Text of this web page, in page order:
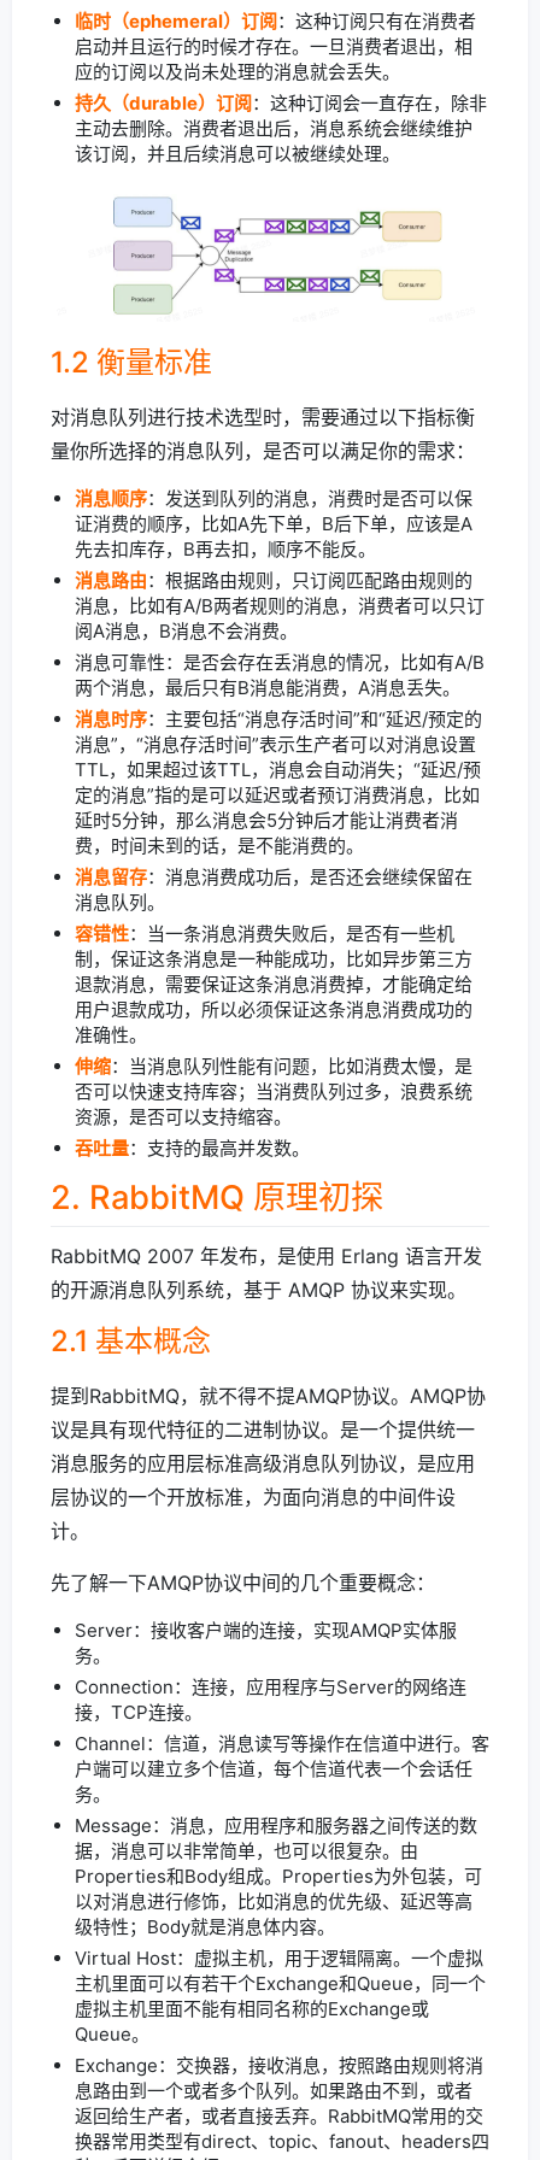
临时（ephemeral）订阅：这种订阅只有在消费者
启动并且运行的时候才存在。一旦消费者退出，相
应的订阅以及尚未处理的消息就会丢失。
持久（durable）订阅：这种订阅会一直存在，除非
主动去删除。消费者退出后，消息系统会继续维护
该订阅，并且后续消息可以被继续处理。
1.2 衡量标准
对消息队列进行技术选型时，需要通过以下指标衡
量你所选择的消息队列，是否可以满足你的需求：
消息顺序：发送到队列的消息，消费时是否可以保
证消费的顺序，比如A先下单，B后下单，应该是A
先去扣库存，B再去扣，顺序不能反。
消息路由：根据路由规则，只订阅匹配路由规则的
消息，比如有A/B两者规则的消息，消费者可以只订
阅A消息，B消息不会消费。
消息可靠性：是否会存在丢消息的情况，比如有A/B
两个消息，最后只有B消息能消费，A消息丢失。
消息时序：主要包括“消息存活时间”和“延迟/预定的
消息”，“消息存活时间”表示生产者可以对消息设置
TTL，如果超过该TTL，消息会自动消失；“延迟/预
定的消息”指的是可以延迟或者预订消费消息，比如
延时5分钟，那么消息会5分钟后才能让消费者消
费，时间未到的话，是不能消费的。
消息留存：消息消费成功后，是否还会继续保留在
消息队列。
容错性：当一条消息消费失败后，是否有一些机
制，保证这条消息是一种能成功，比如异步第三方
退款消息，需要保证这条消息消费掉，才能确定给
用户退款成功，所以必须保证这条消息消费成功的
准确性。
伸缩：当消息队列性能有问题，比如消费太慢，是
否可以快速支持库容；当消费队列过多，浪费系统
资源，是否可以支持缩容。
吞吐量：支持的最高并发数。
2. RabbitMQ 原理初探
RabbitMQ 2007 年发布，是使用 Erlang 语言开发
的开源消息队列系统，基于 AMQP 协议来实现。
2.1 基本概念
提到RabbitMQ，就不得不提AMQP协议。AMQP协
议是具有现代特征的二进制协议。是一个提供统一
消息服务的应用层标准高级消息队列协议，是应用
层协议的一个开放标准，为面向消息的中间件设
计。
先了解一下AMQP协议中间的几个重要概念：
Server：接收客户端的连接，实现AMQP实体服
务。
Connection：连接，应用程序与Server的网络连
接，TCP连接。
Channel：信道，消息读写等操作在信道中进行。客
户端可以建立多个信道，每个信道代表一个会话任
务。
Message：消息，应用程序和服务器之间传送的数
据，消息可以非常简单，也可以很复杂。由
Properties和Body组成。Properties为外包装，可
以对消息进行修饰，比如消息的优先级、延迟等高
级特性；Body就是消息体内容。
Virtual Host：虚拟主机，用于逻辑隔离。一个虚拟
主机里面可以有若干个Exchange和Queue，同一个
虚拟主机里面不能有相同名称的Exchange或
Queue。
Exchange：交换器，接收消息，按照路由规则将消
息路由到一个或者多个队列。如果路由不到，或者
返回给生产者，或者直接丢弃。RabbitMQ常用的交
换器常用类型有direct、topic、fanout、headers四